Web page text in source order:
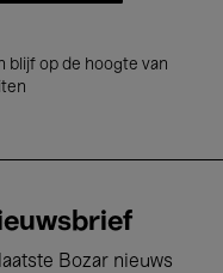
blijf op de hoogte van
Bozar nieuws